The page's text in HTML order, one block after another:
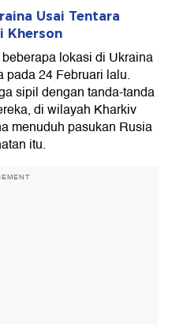
Usai Tentara
Kherson
lokasi di Ukraina
24 Februari lalu.
sipil dengan tanda-tanda
di wilayah Kharkiv
menuduh pasukan Rusia
itu.